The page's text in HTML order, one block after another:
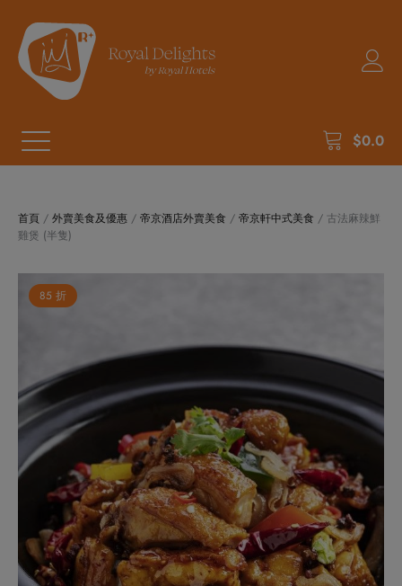
$0.0
首頁 / 外賣美食及優惠 / 帝京酒店外賣美食 / 帝京軒中式美食 / 古法麻辣鮮
雞煲 (半隻)
85 折